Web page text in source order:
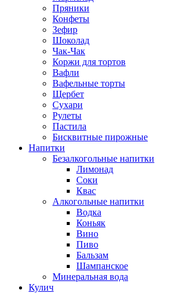
Пряники
Конфеты
Зефир
Шоколад
Чак-Чак
Коржи для тортов
Вафли
Вафельные торты
Щербет
Сухари
Рулеты
Пастила
Бисквитные пирожные
Напитки
Безалкогольные напитки
Лимонад
Соки
Квас
Алкогольные напитки
Водка
Коньяк
Вино
Пиво
Бальзам
Шампанское
Минеральная вода
Кулич